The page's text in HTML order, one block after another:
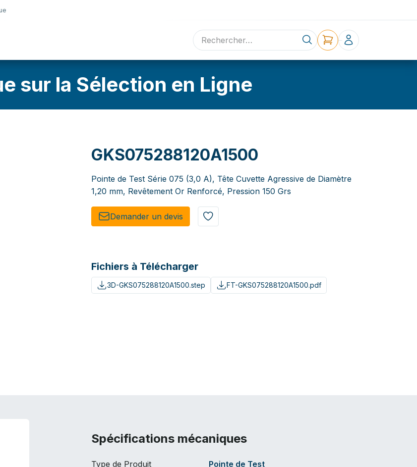
Sélection en ligne Contact
sur la Sélection en Ligne
GKS075288120A1500
Pointe de Test Série 075 (3,0 A), Tête Cuvette Agressive de Diamètre
1,20 mm, Revêtement Or Renforcé, Pression 150 Grs
Demander un de​​vis​​
Fichiers à Télécharger
3D-GKS075288120A1500.step FT-GKS075288120A1500.pdf
Spécifications mécaniques
Type de Produit Pointe de Test